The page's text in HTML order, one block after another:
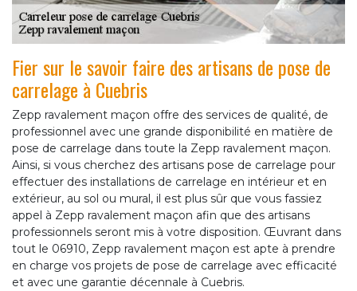
Fier sur le savoir faire des artisans de pose de
carrelage à Cuebris
Zepp ravalement maçon offre des services de qualité, de
professionnel avec une grande disponibilité en matière de
pose de carrelage dans toute la Zepp ravalement maçon.
Ainsi, si vous cherchez des artisans pose de carrelage pour
effectuer des installations de carrelage en intérieur et en
extérieur, au sol ou mural, il est plus sûr que vous fassiez
appel à Zepp ravalement maçon afin que des artisans
professionnels seront mis à votre disposition. Œuvrant dans
tout le 06910, Zepp ravalement maçon est apte à prendre
en charge vos projets de pose de carrelage avec efficacité
et avec une garantie décennale à Cuebris.